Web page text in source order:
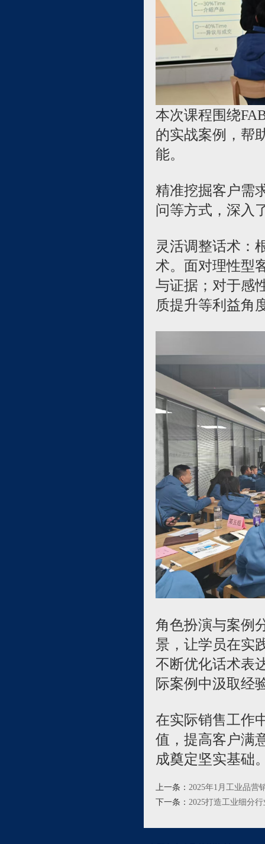
本次课程围绕
的实战案例，帮
能。
精准挖掘客户需
问等方式，深入
灵活调整话术：
术。面对理性型
与证据；对于感
质提升等利益角
角色扮演与案例
景，让学员在实
不断优化话术表
际案例中汲取经
在实际销售工作
值，提高客户满
成奠定坚实基础
上一条： 2025年1月工业品营
下一条： 2025打造工业细分